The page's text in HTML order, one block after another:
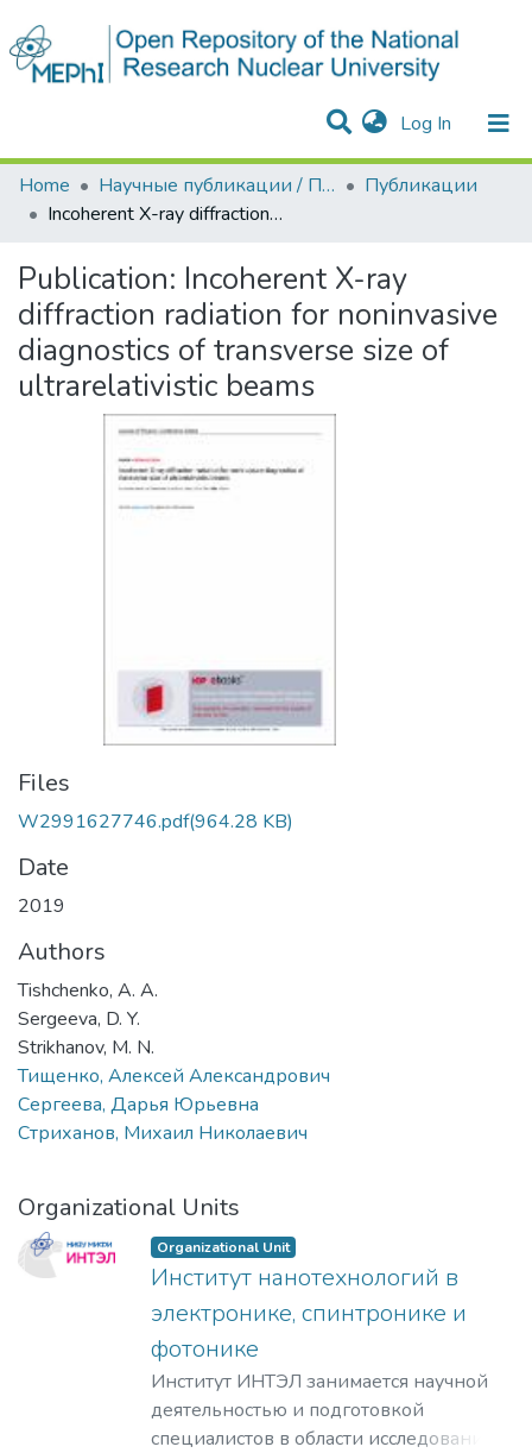
Log In (current)
Communities & Collections
Statistics
All of DSpace
Home
Научные публикации / Препринты
Публикации
Incoherent X-ray diffraction radiation for noninvasive diagnostics of transverse size of ultrarelativistic beams
Publication: Incoherent X-ray
diffraction radiation for noninvasive
diagnostics of transverse size of
ultrarelativistic beams
Files
W2991627746.pdf(964.28 KB)
Date
2019
Authors
Tishchenko, A. A.
Sergeeva, D. Y.
Strikhanov, M. N.
Тищенко, Алексей Александрович
Сергеева, Дарья Юрьевна
Стриханов, Михаил Николаевич
Organizational Units
Organizational Unit
Институт нанотехнологий в
электронике, спинтронике и
фотонике
Институт ИНТЭЛ занимается научной
деятельностью и подготовкой
специалистов в области исследования